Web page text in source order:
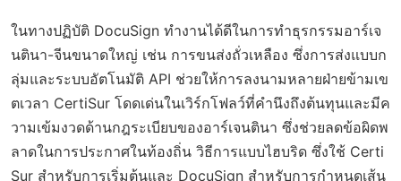
ในทางปฏิบัติ DocuSign ทำงานได้ดีในการทำธุรกรรมอาร์เจ
นตินา-จีนขนาดใหญ่ เช่น การขนส่งถั่วเหลือง ซึ่งการส่งแบบก
ลุ่มและระบบอัตโนมัติ API ช่วยให้การลงนามหลายฝ่ายข้ามเข
ตเวลา CertiSur โดดเด่นในเวิร์กโฟลว์ที่คำนึงถึงต้นทุนและมีค
วามเข้มงวดด้านกฎระเบียบของอาร์เจนตินา ซึ่งช่วยลดข้อผิดพ
ลาดในการประกาศในท้องถิ่น วิธีการแบบไฮบริด ซึ่งใช้ Certi
Sur สำหรับการเริ่มต้นและ DocuSign สำหรับการกำหนดเส้น